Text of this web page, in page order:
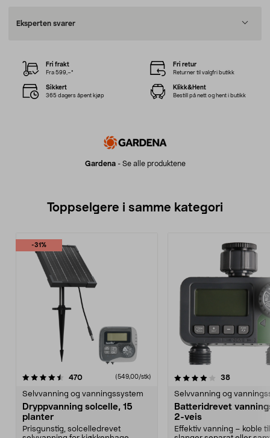
Eksperten svarer
Gardena- Se alle produktene
Fri frakt
Fra 599,–*
Fri retur
Returner til valgfri butikk
Sikkert
365 dagers åpent kjøp
Klikk&Hent
Bestill på nett og hent i butikk
Toppselgere i samme kategori
-31%
470anmeldelser(549,00/stk)
Selvvanning og vanningssystem
Dryppvanning solcelle, 15
planter
Prisgunstig, solcelledrevet
4.0 av 5 stjerner 38
Selvvanning og
Batteridrevet
2-veis
Effektiv vanning – koble
4.5 av 5 stjerner